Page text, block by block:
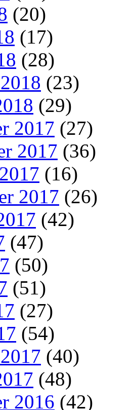
(20)
(17)
(28)
(23)
(29)
2017 (27)
2017 (36)
(16)
2017 (26)
(42)
(47)
(50)
(51)
(27)
(54)
(40)
(48)
2016 (42)